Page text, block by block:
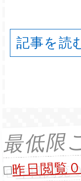
記事を読
最低限
□昨日閲覧